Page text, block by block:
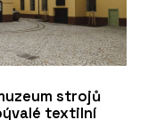
strojů
textilní